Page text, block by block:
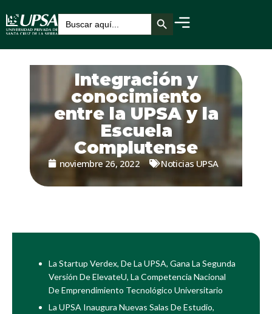
Buscar: Botón de búsqueda
Integración y
conocimiento
entre la UPSA y la
Escuela
Complutense
noviembre 26, 2022 Noticias UPSA
La Startup Verdex, De La UPSA, Gana La Segunda
Versión De ElevateU, La Competencia Nacional
De Emprendimiento Tecnológico Universitario
La UPSA Inaugura Nuevas Salas De Estudio,